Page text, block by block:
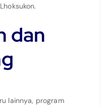
dan
lainnya, program